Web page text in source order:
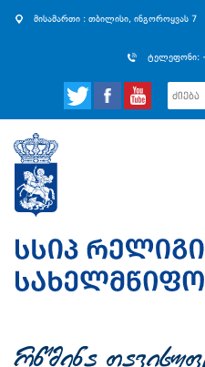
მისამართი : თბილისი, ინგოროყვას 7
ტელეფონი:
rwmena